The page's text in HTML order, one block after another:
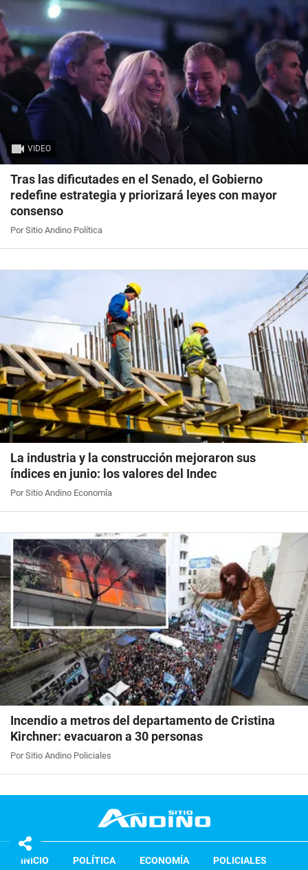
VIDEO
Tras las dificutades en el Senado, el Gobierno
redefine estrategia y priorizará leyes con mayor
consenso
Por Sitio Andino Política
La industria y la construcción mejoraron sus
índices en junio: los valores del Indec
Por Sitio Andino Economía
Incendio a metros del departamento de Cristina
Kirchner: evacuaron a 30 personas
Por Sitio Andino Policiales
INICIO POLÍTICA ECONOMÍA POLICIALES